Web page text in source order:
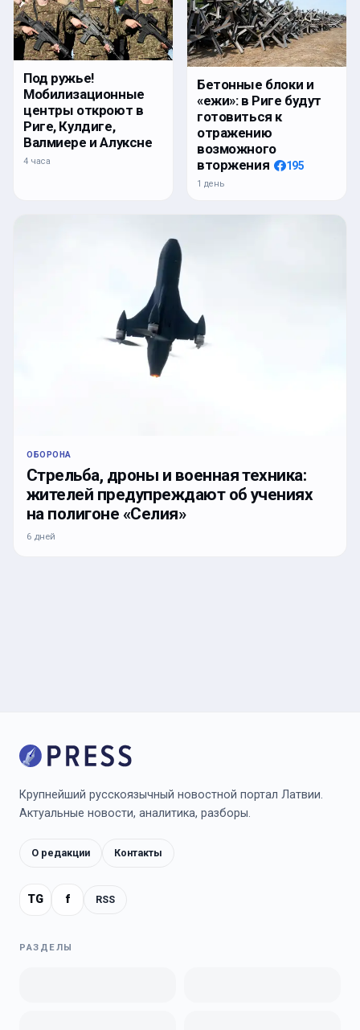
Под ружье!
Мобилизационные
центры откроют в
Риге, Кулдиге,
Валмиере и Алуксне
4 часа
Бетонные блоки и
«ежи»: в Риге будут
готовиться к
отражению
возможного
вторжения
195
1 день
ОБОРОНА
Стрельба, дроны и военная техника:
жителей предупреждают об учениях
на полигоне «Селия»
6 дней
Крупнейший русскоязычный новостной портал Латвии.
Актуальные новости, аналитика, разборы.
О редакции Контакты
TG f RSS
РАЗДЕЛЫ